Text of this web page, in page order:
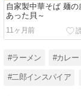
自家製中華そば 麺の
あった貝～
11ヶ月前
#ラーメン #カレー
#二郎インスパイア